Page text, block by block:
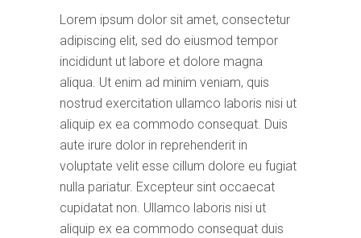
Lorem ipsum dolor sit amet, consectetur
adipiscing elit, sed do eiusmod tempor
incididunt ut labore et dolore magna
aliqua. Ut enim ad minim veniam, quis
nostrud exercitation ullamco laboris nisi ut
aliquip ex ea commodo consequat. Duis
aute irure dolor in reprehenderit in
voluptate velit esse cillum dolore eu fugiat
nulla pariatur. Excepteur sint occaecat
cupidatat non. Ullamco laboris nisi ut
aliquip ex ea commodo consequat duis